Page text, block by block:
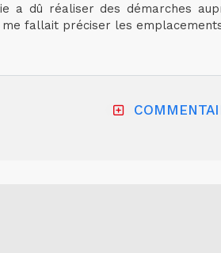
a dû réaliser des démarches
fallait préciser les